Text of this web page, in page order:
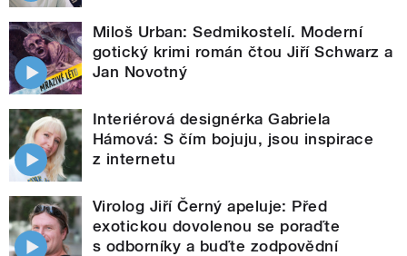
Miloš Urban: Sedmikostelí. Moderní
gotický krimi román čtou Jiří Schwarz a
Jan Novotný
Interiérová designérka Gabriela
Hámová: S čím bojuju, jsou inspirace
z internetu
Virolog Jiří Černý apeluje: Před
exotickou dovolenou se poraďte
s odborníky a buďte zodpovědní